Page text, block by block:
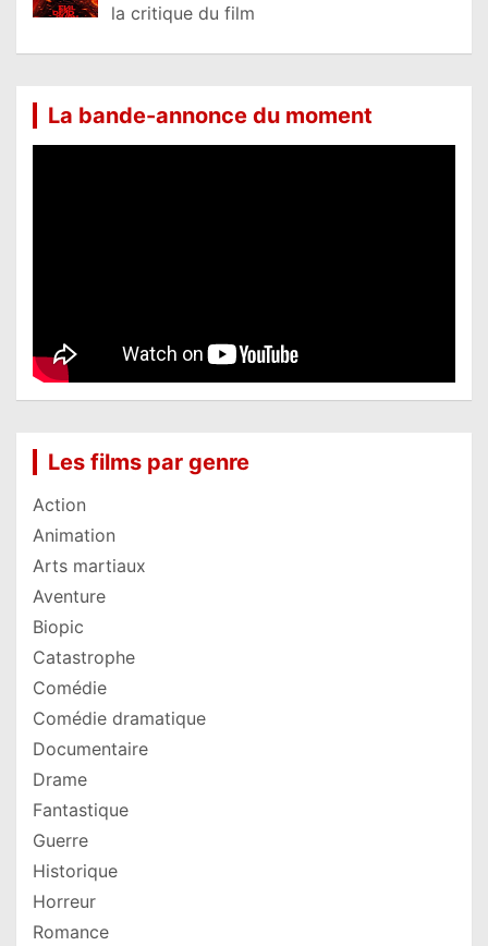
la critique du film
La bande-annonce du moment
Les films par genre
Action
Animation
Arts martiaux
Aventure
Biopic
Catastrophe
Comédie
Comédie dramatique
Documentaire
Drame
Fantastique
Guerre
Historique
Horreur
Romance